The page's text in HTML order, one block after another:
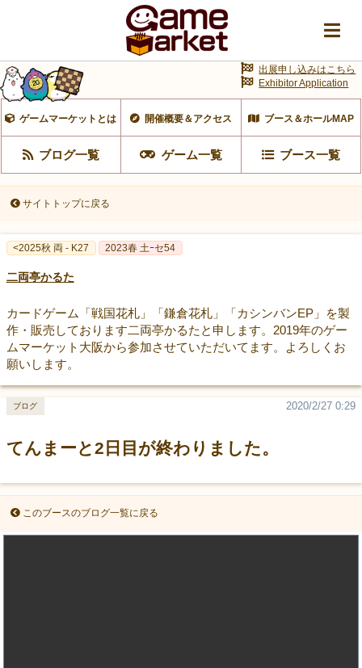
ゲームマーケットとは 開催概要＆アクセス ブース＆ホールMAP
ブログ一覧 ゲーム一覧 ブース一覧
出展申し込みはこちら
Exhibitor Application
サイトトップに戻る
<2025秋 両 - K27 2023春 土ｰセ54
二両亭かるた
カードゲーム「戦国花札」「鎌倉花札」「カシンバンEP」を製
作・販売しております二両亭かるたと申します。2019年のゲー
ムマーケット大阪から参加させていただいてます。よろしくお
願いします。
てんまーと2日目が終わりました。
2020/2/27 0:29
ブログ
このブースのブログ一覧に戻る